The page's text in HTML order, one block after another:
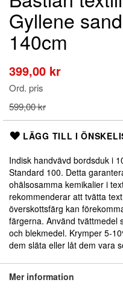
Gyllene
140cm
Special
Price
399,00 kr
Ord. pris
599,00 kr
LÄGG TILL I
Indisk handvävd bordsduk i
Standard 100. Detta
ohälsosamma kemikalier i
rekommenderar att tvätta
överskottsfärg kan
färgerna. Använd tvättmedel
och blekmedel. Krymper 5-
dem släta eller låt dem vara
till
början
av
bildgalleriet
Mer information